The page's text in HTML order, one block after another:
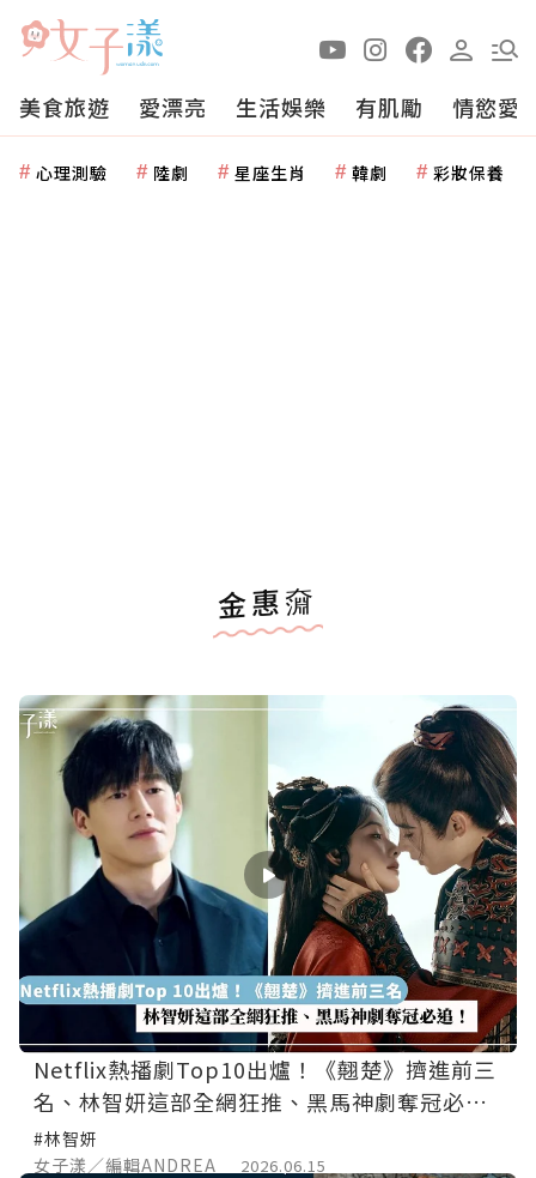
美食旅遊 愛漂亮 生活娛樂 有肌勵 情慾愛
心理測驗 陸劇 星座生肖 韓劇 彩妝保養
金惠奫
Netflix熱播劇Top10出爐！《翹楚》擠進前三
名、林智妍這部全網狂推、黑馬神劇奪冠必
追！
#林智妍
女子漾／編輯ANDREA
2026.06.15